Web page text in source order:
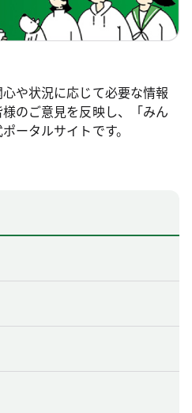
や状況に応じて必要な情報
のご意見を反映し、「みん
ータルサイトです。